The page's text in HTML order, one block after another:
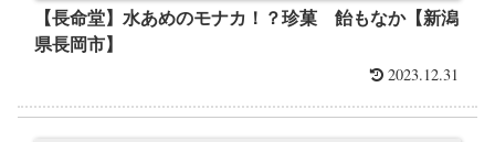
【長命堂】水あめのモナカ！？珍菓 飴もなか【新潟
県長岡市】
2023.12.31